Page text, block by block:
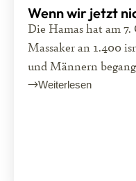
Wenn wir jetzt
Die Hamas hat am
Massaker an 1.400
und Männern
Weiterlesen